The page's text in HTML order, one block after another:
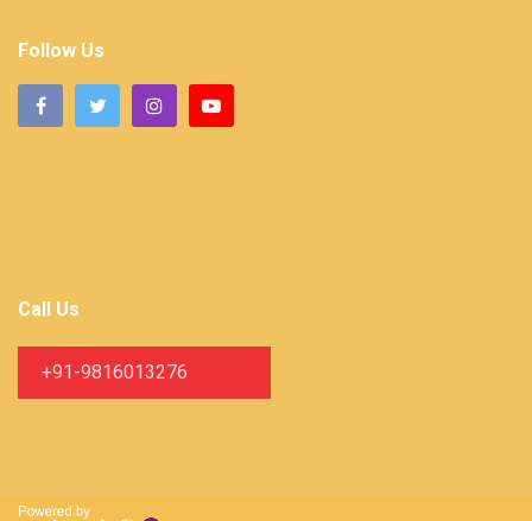
Follow Us
Call Us
+91-9816013276